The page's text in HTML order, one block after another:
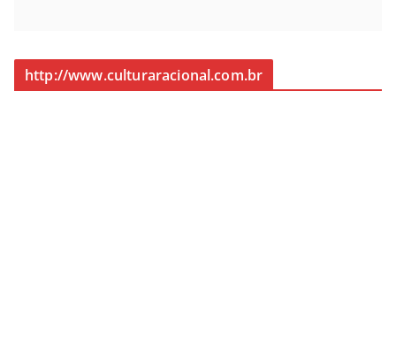
http://www.culturaracional.com.br